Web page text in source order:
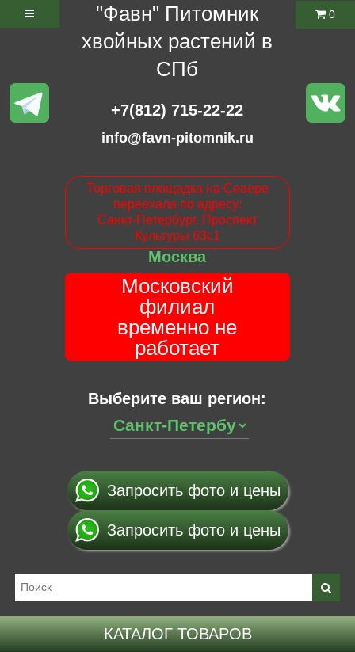
"Фавн" Питомник
хвойных растений в
СПб
+7(812) 715-22-22
info@favn-pitomnik.ru
Торговая площадка на Севере
переехала по адресу:
Санкт-Петербург. Проспект
Культуры 63с1
Москва
Московский
филиал
временно не
работает
Выберите ваш регион:
0
Запросить фото и цены
Запросить фото и цены
КАТАЛОГ ТОВАРОВ